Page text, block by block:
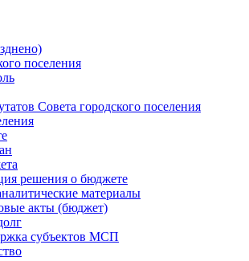
поселения
Совета городского поселения
решения о бюджете
материалы
акты (бюджет)
субъектов МСП